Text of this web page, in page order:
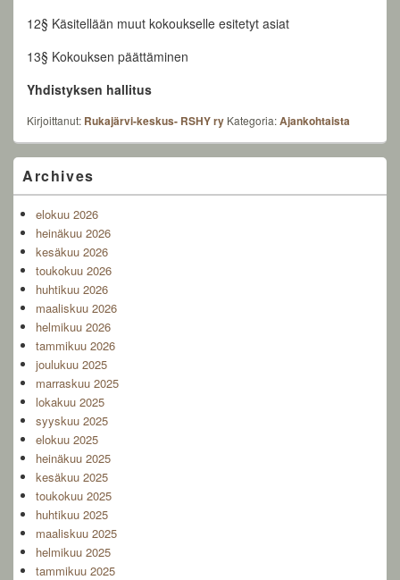
12§ Käsitellään muut kokoukselle esitetyt asiat
13§ Kokouksen päättäminen
Yhdistyksen hallitus
Kirjoittanut: Rukajärvi-keskus- RSHY ry Kategoria:Ajankohtaista
Primary
Sidebar
Area
Archives
elokuu 2026
heinäkuu 2026
kesäkuu 2026
toukokuu 2026
huhtikuu 2026
maaliskuu 2026
helmikuu 2026
tammikuu 2026
joulukuu 2025
marraskuu 2025
lokakuu 2025
syyskuu 2025
elokuu 2025
heinäkuu 2025
kesäkuu 2025
toukokuu 2025
huhtikuu 2025
maaliskuu 2025
helmikuu 2025
tammikuu 2025